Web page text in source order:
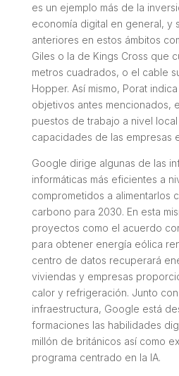
es un ejemplo más de la
economía digital en general, y
anteriores en estos ámbitos
Giles o la de Kings Cross que
metros cuadrados, o el cable
Hopper. Así mismo, Porat
objetivos antes mencionados,
puestos de trabajo a nivel
capacidades de las empresas
Google dirige algunas de las
informáticas más eficientes a
comprometidos a alimentarlos
carbono para 2030. En esta
proyectos como el acuerdo
para obtener energía eólica
centro de datos recuperará
viviendas y empresas
calor y refrigeración. Junto
infraestructura, Google está
formaciones las habilidades
millón de británicos así como
programa centrado en la IA.